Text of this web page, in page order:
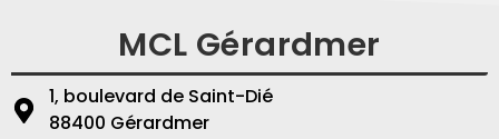
MCL Gérardmer
1, boulevard de Saint-Dié
88400 Gérardmer